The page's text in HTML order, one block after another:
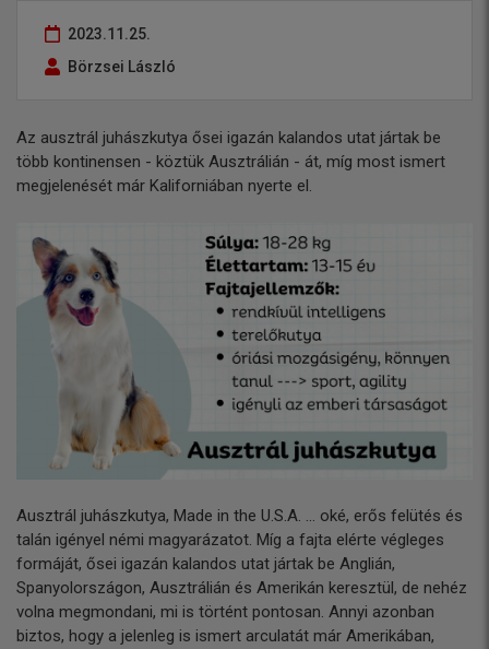
2023.11.25.
Börzsei László
Az ausztrál juhászkutya ősei igazán kalandos utat jártak be
több kontinensen - köztük Ausztrálián - át, míg most ismert
megjelenését már Kaliforniában nyerte el.
Ausztrál juhászkutya, Made in the U.S.A. ... oké, erős felütés és
talán igényel némi magyarázatot. Míg a fajta elérte végleges
formáját, ősei igazán kalandos utat jártak be Anglián,
Spanyolországon, Ausztrálián és Amerikán keresztül, de nehéz
volna megmondani, mi is történt pontosan. Annyi azonban
biztos, hogy a jelenleg is ismert arculatát már Amerikában,